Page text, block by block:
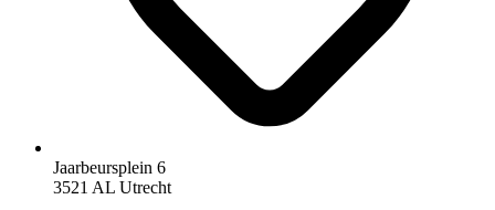
Jaarbeursplein 6
3521 AL Utrecht